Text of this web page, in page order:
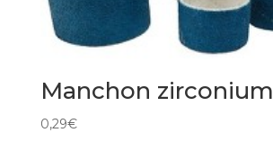
Manchon zirconium
0,29€